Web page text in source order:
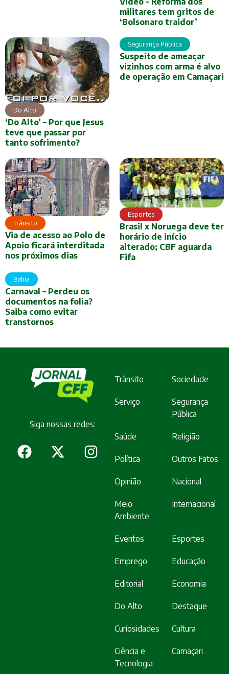
militares tem gritos de
‘Bolsonaro traidor’
Do Alto
‘Do Alto’ – Por que Jesus
teve que passar por
tanto sofrimento?
Segurança Pública
Suspeito de ameaçar
vizinhos com arma é alvo
de operação em Camaçari
Trânsito
Via de acesso ao Polo de
Apoio ficará interditada
nos próximos dias
Esportes
Brasil x Noruega deve ter
horário de início
alterado; CBF aguarda
Fifa
Bahia
Carnaval – Perdeu os
documentos na folia?
Saiba como evitar
transtornos
Siga nossas redes:
Trânsito Sociedade
Serviço
Segurança
Pública
Saúde Religião
Política Outros Fatos
Opinião Nacional
Meio
Ambiente
Internacional
Eventos Esportes
Emprego Educação
Editorial Economia
Do Alto Destaque
Curiosidades Cultura
Ciência e
Tecnologia
Camaçari